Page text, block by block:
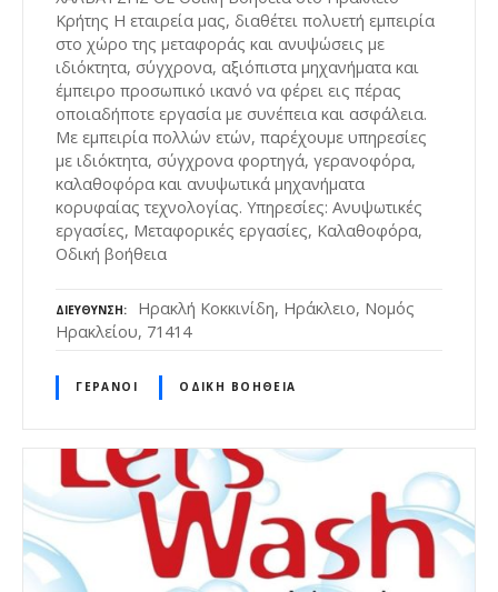
Κρήτης Η εταιρεία μας, διαθέτει πολυετή εμπειρία
στο χώρο της μεταφοράς και ανυψώσεις με
ιδιόκτητα, σύγχρονα, αξιόπιστα μηχανήματα και
έμπειρο προσωπικό ικανό να φέρει εις πέρας
οποιαδήποτε εργασία με συνέπεια και ασφάλεια.
Με εμπειρία πολλών ετών, παρέχουμε υπηρεσίες
με ιδιόκτητα, σύγχρονα φορτηγά, γερανοφόρα,
καλαθοφόρα και ανυψωτικά μηχανήματα
κορυφαίας τεχνολογίας. Υπηρεσίες: Ανυψωτικές
εργασίες, Μεταφορικές εργασίες, Καλαθοφόρα,
Οδική βοήθεια
ΔΙΕΎΘΥΝΣΗ
Ηρακλή Κοκκινίδη, Ηράκλειο, Νομός
Ηρακλείου, 71414
ΓΕΡΑΝΟΊ ΟΔΙΚΉ ΒΟΉΘΕΙΑ